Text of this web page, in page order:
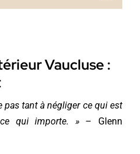
Vaucluse :
tant à négliger ce qui est
qui importe. »– Glenn